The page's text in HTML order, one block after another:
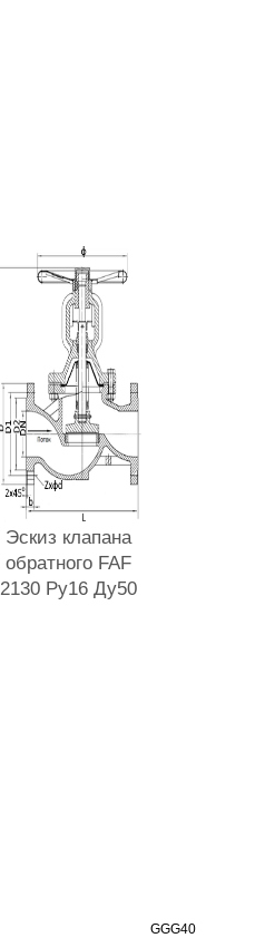
Эскиз клапана
обратного FAF
2130 Ру16 Ду50
GGG40